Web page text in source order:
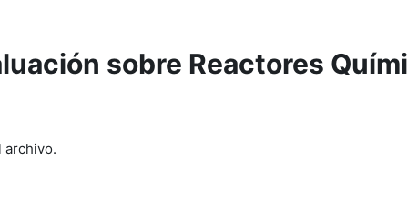
sobre Reactores
archivo.